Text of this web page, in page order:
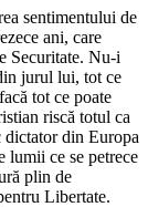
sentimentului de
ani, care
Securitate. Nu-i
jurul lui, tot ce
tot ce poate
riscă totul ca
dictator din Europa
lumii ce se petrece
plin de
Libertate.